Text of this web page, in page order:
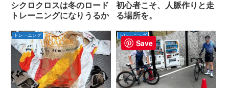
シクロクロスは冬のロード
トレーニングになりうるか
初心者こそ、人脈作りと走
る場所を。
トレーニング トレーニング
Save